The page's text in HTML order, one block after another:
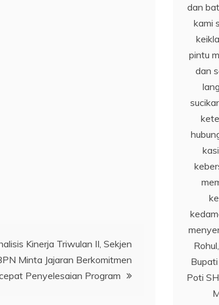
Kinerja Triwulan II, Sekjen
Minta Jajaran Berkomitmen
Penyelesaian Program
dan
kami
pintu
dan
Poti